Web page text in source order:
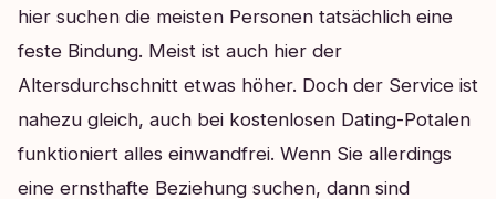
hier suchen die meisten Personen tatsächlich eine
feste Bindung. Meist ist auch hier der
Altersdurchschnitt etwas höher. Doch der Service ist
nahezu gleich, auch bei kostenlosen Dating-Potalen
funktioniert alles einwandfrei. Wenn Sie allerdings
eine ernsthafte Beziehung suchen, dann sind